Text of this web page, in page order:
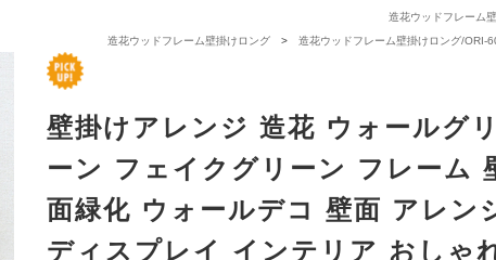
造花ウッドフレーム
造花ウッドフレーム壁掛けロング
造花ウッドフレーム壁掛けロング/ORI-
壁掛けアレンジ 造花 ウォールグ
ーン フェイクグリーン フレーム
面緑化 ウォールデコ 壁面 アレン
ディスプレイ インテリア おしゃ